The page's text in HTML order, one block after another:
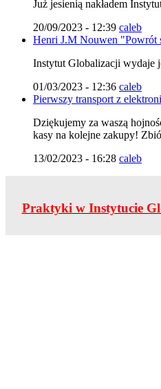
Już jesienią nakładem
20/09/2023 - 12:39 caleb
Henri J.M Nouwen "Powrót
Instytut Globalizacji wydaje
01/03/2023 - 12:36 caleb
Pierwszy transport z
Dziękujemy za waszą
kasy na kolejne zakupy!
13/02/2023 - 16:28 caleb
Praktyki w Instytucie